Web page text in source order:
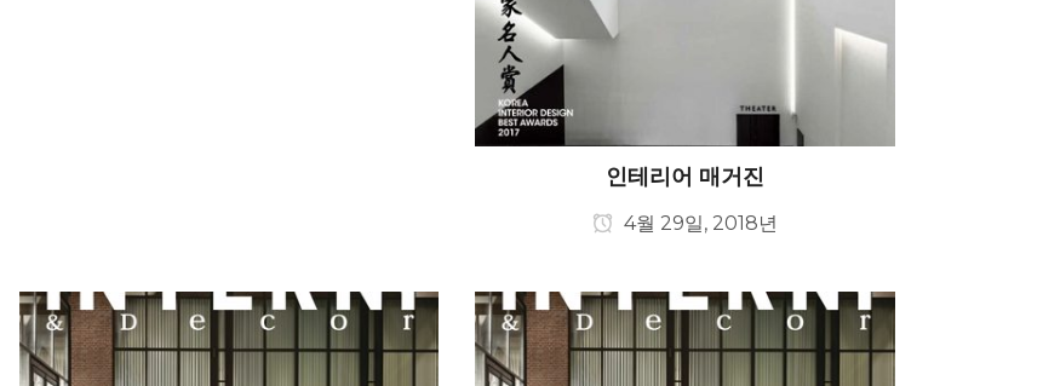
인테리어 매거진
4월 29일, 2018년